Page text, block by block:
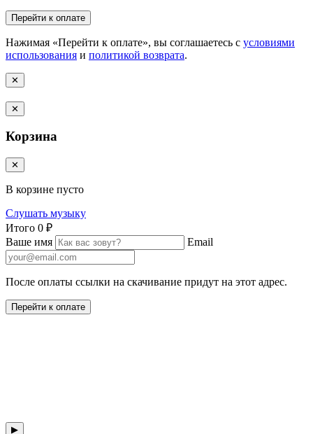
Перейти к оплате
Нажимая «Перейти к оплате», вы соглашаетесь с условиями
использования и политикой возврата.
✕
✕
Корзина
✕
В корзине пусто
Слушать музыку
Итого 0 ₽
Ваше имя
Email
После оплаты ссылки на скачивание придут на этот адрес.
Перейти к оплате
▶